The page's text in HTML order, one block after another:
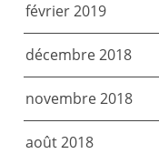
février 2019
décembre 2018
novembre 2018
août 2018